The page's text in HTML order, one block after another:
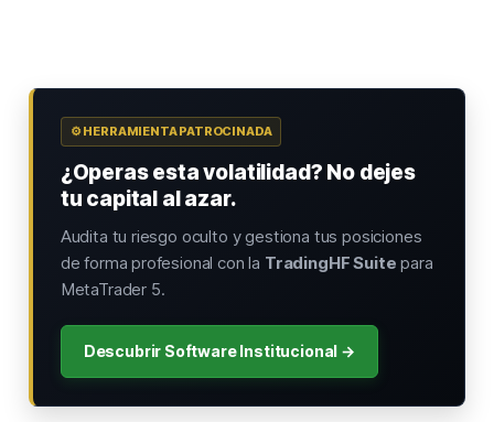
⚙️ HERRAMIENTA PATROCINADA
¿Operas esta volatilidad? No dejes
tu capital al azar.
Audita tu riesgo oculto y gestiona tus posiciones
de forma profesional con la TradingHF Suite para
MetaTrader 5.
Descubrir Software Institucional →